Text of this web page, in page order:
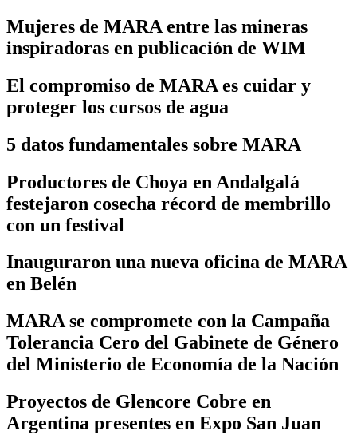
Mujeres de MARA entre las mineras
inspiradoras en publicación de WIM
El compromiso de MARA es cuidar y
proteger los cursos de agua
5 datos fundamentales sobre MARA
Productores de Choya en Andalgalá
festejaron cosecha récord de membrillo
con un festival
Inauguraron una nueva oficina de MARA
en Belén
MARA se compromete con la Campaña
Tolerancia Cero del Gabinete de Género
del Ministerio de Economía de la Nación
Proyectos de Glencore Cobre en
Argentina presentes en Expo San Juan